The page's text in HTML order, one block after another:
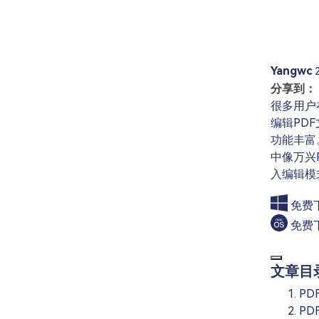
Yangwc
分享到：
很多用
编辑
功能丰
中像万兴
入编辑
免费
免费
文章目